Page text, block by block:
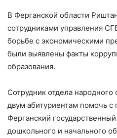
В Ферганской области
сотрудниками управления
борьбе с экономическими
были выявлены факты
образования.
Сотрудник отдела
двум абитуриентам помочь с
Ферганский
дошкольного и начального